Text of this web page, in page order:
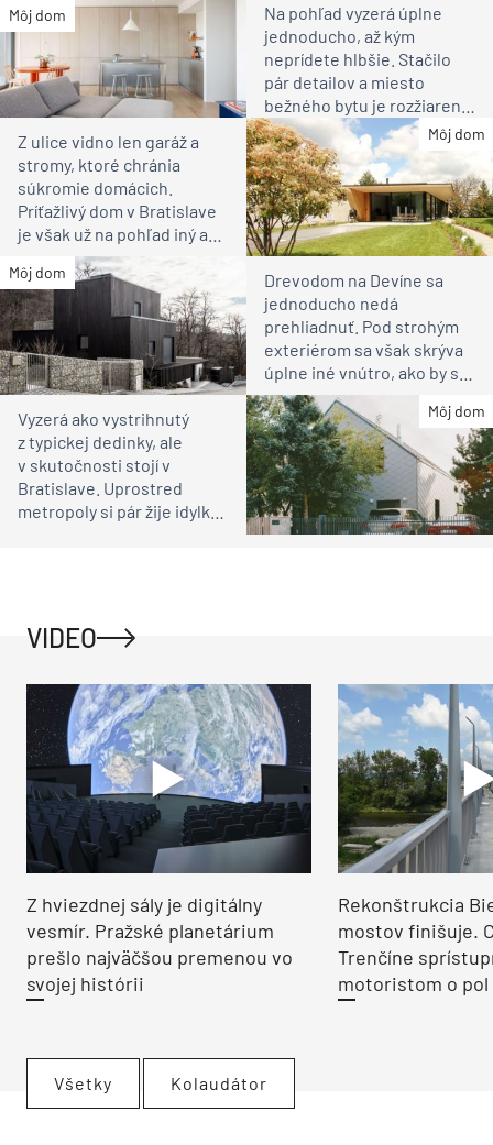
Môj dom
Na pohľad vyzerá úplne
jednoducho, až kým
neprídete hlbšie. Stačilo
pár detailov a miesto
bežného bytu je rozžiarené
bývanie pre rodinu
Môj dom
Z ulice vidno len garáž a
stromy, ktoré chránia
súkromie domácich.
Príťažlivý dom v Bratislave
je však už na pohľad iný ako
susedia
Môj dom
Drevodom na Devíne sa
jednoducho nedá
prehliadnuť. Pod strohým
exteriérom sa však skrýva
úplne iné vnútro, ako by ste
čakali
Môj dom
Vyzerá ako vystrihnutý
z typickej dedinky, ale
v skutočnosti stojí v
Bratislave. Uprostred
metropoly si pár žije idylku
VIDEO
Z hviezdnej sály je digitálny
vesmír. Pražské planetárium
prešlo najväčšou premenou vo
svojej histórii
Rekonštrukcia
mostov finišuje.
Trenčíne
motoristom o pol
Všetky Kolaudátor